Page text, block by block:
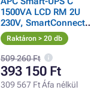
1500VA LCD RM 2U
230V, SmartConnect
(900W)
Raktáron > 20 db
509 260 Ft
393 150 Ft
309 567 Ft Áfa nélkül